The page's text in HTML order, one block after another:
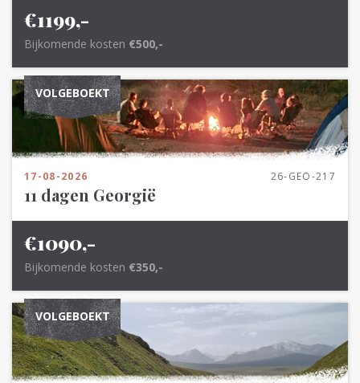
€1199,-
Bijkomende kosten €500,-
VOLGEBOEKT
17-08-2026 26-GEO-217
11 dagen Georgië
€1090,-
Bijkomende kosten €350,-
VOLGEBOEKT